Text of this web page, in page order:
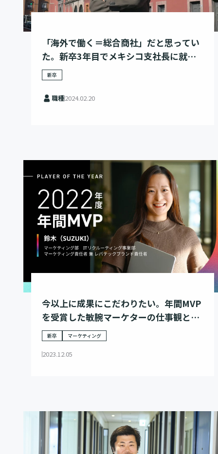
「海外で働く＝総合商社」だと思ってい
た。新卒3年目でメキシコ支社長に就任
した僕がレバレジーズを選んだ理由
新卒
職種2024.02.20
今以上に成果にこだわりたい。年間MVP
を受賞した敏腕マーケターの仕事観と
は。
新卒 マーケティング
2023.12.05